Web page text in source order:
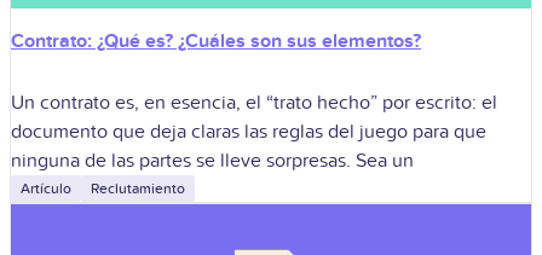
Contrato: ¿Qué es? ¿Cuáles son sus elementos?
Un contrato es, en esencia, el “trato hecho” por escrito: el
documento que deja claras las reglas del juego para que
ninguna de las partes se lleve sorpresas. Sea un
Artículo Reclutamiento